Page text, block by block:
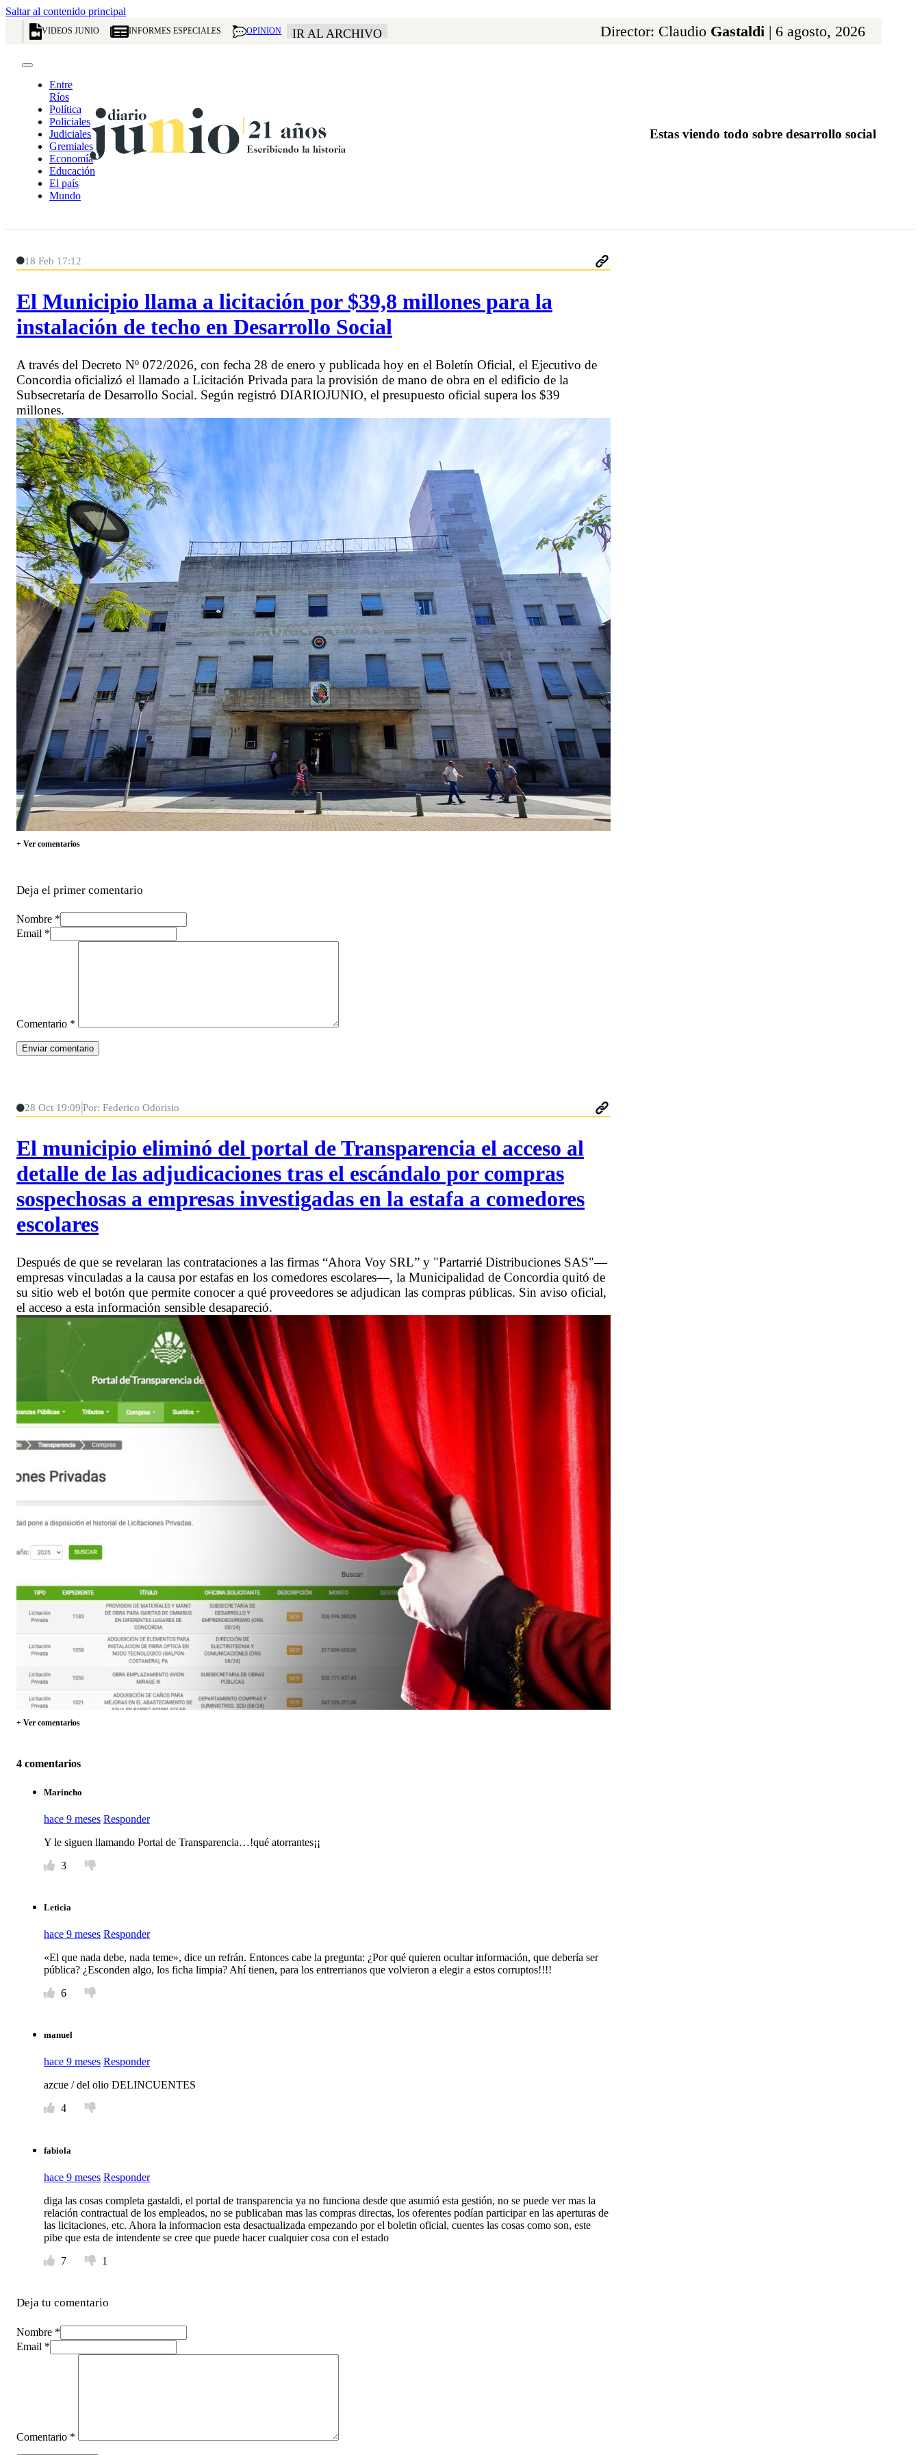
Saltar al contenido principal
VIDEOS JUNIO INFORMES ESPECIALES OPINION IR AL ARCHIVO Director: Claudio Gastaldi | 6 agosto, 2026
Entre
Ríos
Política
Policiales
Judiciales
Gremiales
Economía
Educación
El país
Mundo
Estas viendo todo sobre desarrollo social
18 Feb 17:12
El Municipio llama a licitación por $39,8 millones para la
instalación de techo en Desarrollo Social
A través del Decreto Nº 072/2026, con fecha 28 de enero y publicada hoy en el Boletín Oficial, el Ejecutivo de
Concordia oficializó el llamado a Licitación Privada para la provisión de mano de obra en el edificio de la
Subsecretaría de Desarrollo Social. Según registró DIARIOJUNIO, el presupuesto oficial supera los $39
millones.
+ Ver comentarios
Deja el primer comentario
Nombre *
Email *
Comentario *
28 Oct 19:09 Por: Federico Odorisio
El municipio eliminó del portal de Transparencia el acceso al
detalle de las adjudicaciones tras el escándalo por compras
sospechosas a empresas investigadas en la estafa a comedores
escolares
Después de que se revelaran las contrataciones a las firmas “Ahora Voy SRL” y "Partarrié Distribuciones SAS"—
empresas vinculadas a la causa por estafas en los comedores escolares—, la Municipalidad de Concordia quitó de
su sitio web el botón que permite conocer a qué proveedores se adjudican las compras públicas. Sin aviso oficial,
el acceso a esta información sensible desapareció.
+ Ver comentarios
4 comentarios
Marincho
hace 9 meses Responder
Y le siguen llamando Portal de Transparencia…!qué atorrantes¡¡
3
Leticia
hace 9 meses Responder
«El que nada debe, nada teme», dice un refrán. Entonces cabe la pregunta: ¿Por qué quieren ocultar información, que debería ser
pública? ¿Esconden algo, los ficha limpia? Ahí tienen, para los entrerrianos que volvieron a elegir a estos corruptos!!!!
6
manuel
hace 9 meses Responder
azcue / del olio DELINCUENTES
4
fabiola
hace 9 meses Responder
diga las cosas completa gastaldi, el portal de transparencia ya no funciona desde que asumió esta gestión, no se puede ver mas la
relación contractual de los empleados, no se publicaban mas las compras directas, los oferentes podían participar en las aperturas de
las licitaciones, etc. Ahora la informacion esta desactualizada empezando por el boletin oficial, cuentes las cosas como son, este
pibe que esta de intendente se cree que puede hacer cualquier cosa con el estado
7
1
Deja tu comentario
Nombre *
Email *
Comentario *